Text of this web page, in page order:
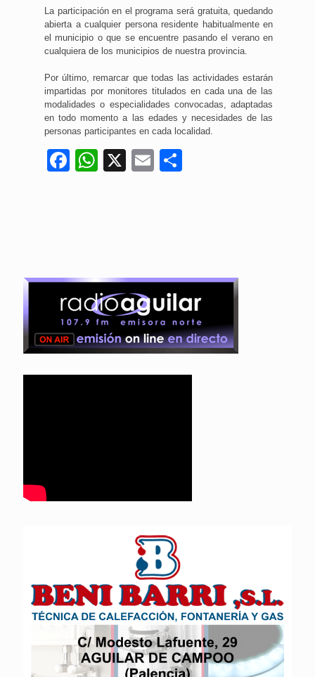
La participación en el programa será gratuita, quedando
abierta a cualquier persona residente habitualmente en
el municipio o que se encuentre pasando el verano en
cualquiera de los municipios de nuestra provincia.
Por último, remarcar que todas las actividades estarán
impartidas por monitores titulados en cada una de las
modalidades o especialidades convocadas, adaptadas
en todo momento a las edades y necesidades de las
personas participantes en cada localidad.
Facebook
WhatsApp
X Email